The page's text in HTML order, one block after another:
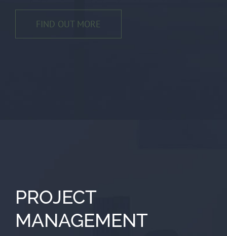
FIND OUT MORE
PROJECT
MANAGEMENT